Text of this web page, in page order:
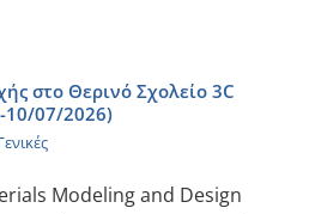
στο Θερινό Σχολείο 3C
10/07/2026)
Modeling and Design